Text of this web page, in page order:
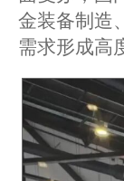
金装备制造
需求形成高